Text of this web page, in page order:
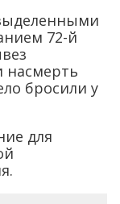
72-й
насмерть
бросили у
для